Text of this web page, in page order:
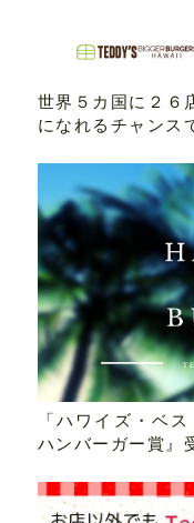
世界５カ国に２６
になれるチャンス
「ハワイズ・ベ
ハンバーガー賞』